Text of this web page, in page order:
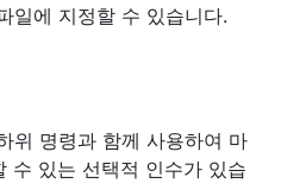
에 지정할 수 있습니다.
명령과 함께 사용하여 마
수 있는 선택적 인수가 있습